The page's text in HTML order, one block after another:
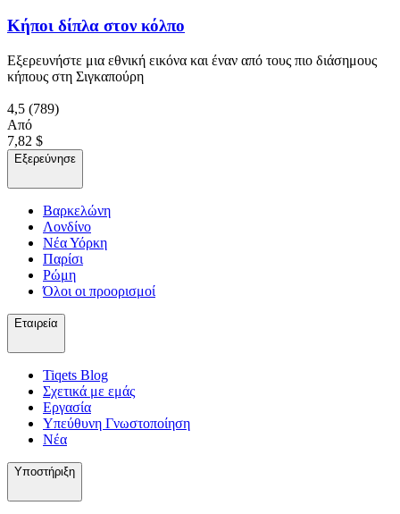
Κήποι δίπλα στον κόλπο
Εξερευνήστε μια εθνική εικόνα και έναν από τους πιο διάσημους
κήπους στη Σιγκαπούρη
4,5 (789)
Από
7,82 $
Εξερεύνησε
Βαρκελώνη
Λονδίνο
Νέα Υόρκη
Παρίσι
Ρώμη
Όλοι οι προορισμοί
Εταιρεία
Tiqets Βlog
Σχετικά με εμάς
Εργασία
Υπεύθυνη Γνωστοποίηση
Νέα
Υποστήριξη